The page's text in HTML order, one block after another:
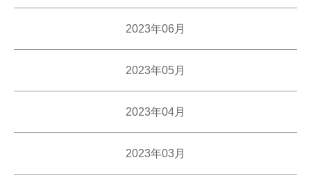
2023年06月
2023年05月
2023年04月
2023年03月